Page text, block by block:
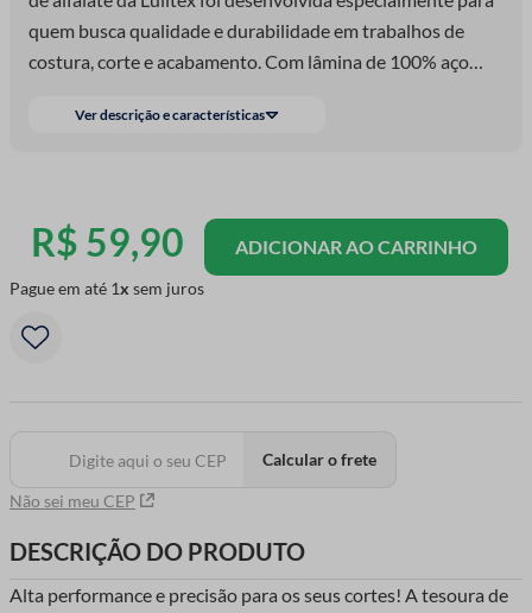
quem busca qualidade e durabilidade em trabalhos de
costura, corte e acabamento. Com lâmina de 100% aço
corte preciso, firmeza nas mãos e uma pegada confortável,
grossos e finos, sendo perfeita tanto para alfaiataria
quanto para artesanato em geral.
Ver descrição e características
R$ 59,90
Pague em até 1 sem juros
ADICIONAR AO CARRINHO
Não sei meu CEP
Calcular o frete
DESCRIÇÃO DO PRODUTO
Alta performance e precisão para os seus cortes! A tesoura de